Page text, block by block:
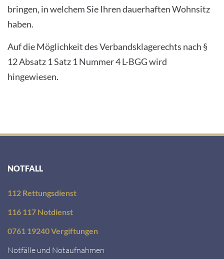
bringen, in welchem Sie Ihren dauerhaften Wohnsitz
haben.
Auf die Möglichkeit des Verbandsklagerechts nach §
12 Absatz 1 Satz 1 Nummer 4 L-BGG wird
hingewiesen.
NOTFALL
112 Rettungsdienst
116 117 Notdienst
0761 19240 Vergiftungen
Notfälle und Notaufnahmen